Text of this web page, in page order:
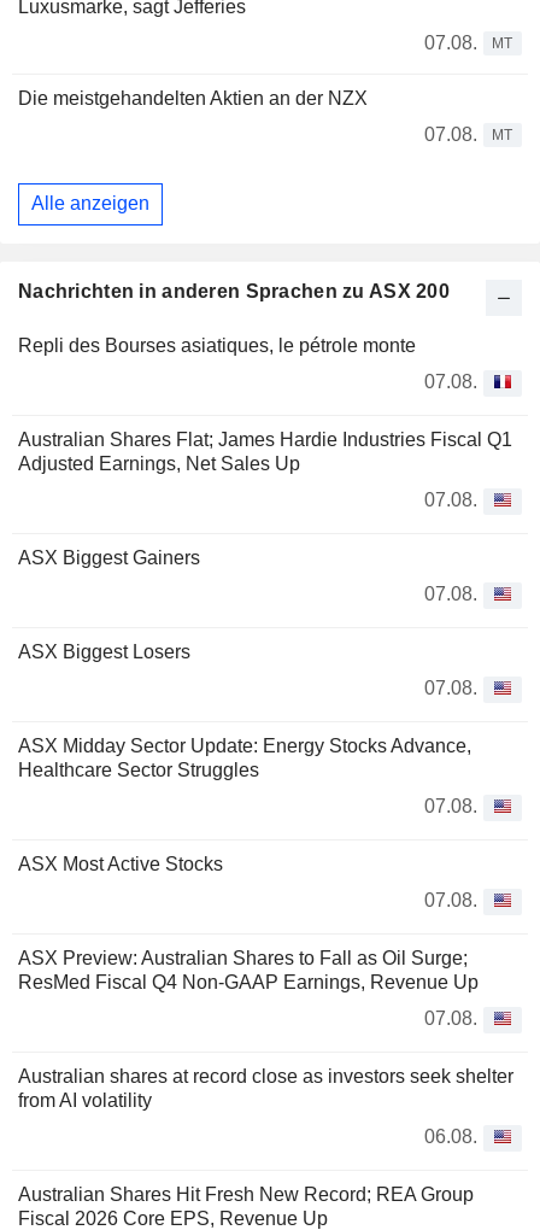
Luxusmarke, sagt Jefferies
07.08.
MT
Die meistgehandelten Aktien an der NZX
07.08.
MT
Alle anzeigen
Nachrichten in anderen Sprachen zu ASX 200
Repli des Bourses asiatiques, le pétrole monte
07.08.
Australian Shares Flat; James Hardie Industries Fiscal Q1
Adjusted Earnings, Net Sales Up
07.08.
ASX Biggest Gainers
07.08.
ASX Biggest Losers
07.08.
ASX Midday Sector Update: Energy Stocks Advance,
Healthcare Sector Struggles
07.08.
ASX Most Active Stocks
07.08.
ASX Preview: Australian Shares to Fall as Oil Surge;
ResMed Fiscal Q4 Non-GAAP Earnings, Revenue Up
07.08.
Australian shares at record close as investors seek shelter
from AI volatility
06.08.
Australian Shares Hit Fresh New Record; REA Group
Fiscal 2026 Core EPS, Revenue Up